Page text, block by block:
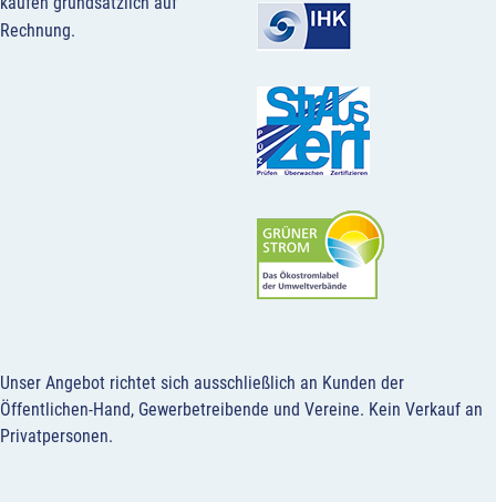
Rechnung.
Unser Angebot richtet sich ausschließlich an Kunden der
Öffentlichen-Hand, Gewerbetreibende und Vereine. Kein Verkauf an
Privatpersonen.